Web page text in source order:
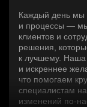
Каждый день мы
и процессы —
клиентов и
решения,
к лучшему. Наша
и искреннее
что помогаем
специалистам
изменений